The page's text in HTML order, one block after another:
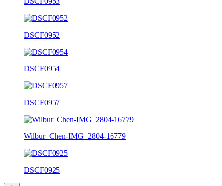
DSCF0952
DSCF0954
DSCF0957
Wilbur_Chen-IMG_2804-16779
DSCF0925